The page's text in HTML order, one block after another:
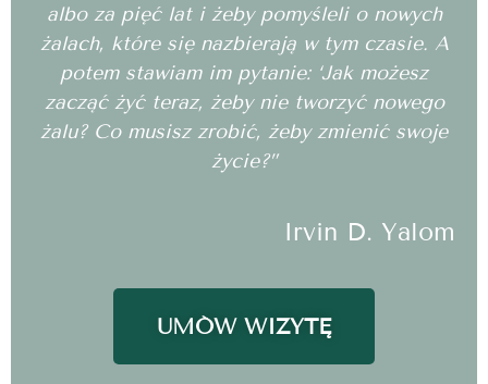
albo za pięć lat i żeby pomyśleli o nowych
żalach, które się nazbierają w tym czasie. A
potem stawiam im pytanie: ‘Jak możesz
zacząć żyć teraz, żeby nie tworzyć nowego
żalu? Co musisz zrobić, żeby zmienić swoje
życie?”
Irvin D. Yalom
UMÓW WIZYTĘ